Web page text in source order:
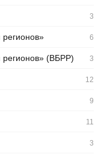
3
6
регионов» (ВБРР) 3
12
9
11
3